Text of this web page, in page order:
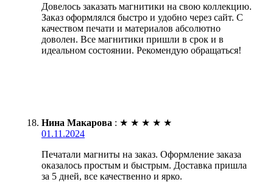
Довелось заказать магнитики на свою коллекцию.
Заказ оформлялся быстро и удобно через сайт. С
качеством печати и материалов абсолютно
доволен. Все магнитики пришли в срок и в
идеальном состоянии. Рекомендую обращаться!
Нина Макарова : ★ ★ ★ ★ ★
01.11.2024
Печатали магниты на заказ. Оформление заказа
оказалось простым и быстрым. Доставка пришла
за 5 дней, все качественно и ярко.